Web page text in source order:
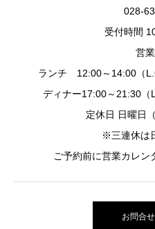
028-
受付時間
営
ランチ 12:00～14:00（
ディナー17:00～21:30
定休日 日曜日
※三連休は
ご予約前に営業カレン
お問合